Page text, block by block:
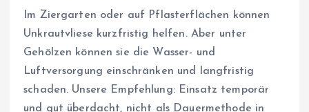
Im Ziergarten oder auf Pflasterflächen können
Unkrautvliese kurzfristig helfen. Aber unter
Gehölzen können sie die Wasser- und
Luftversorgung einschränken und langfristig
schaden. Unsere Empfehlung: Einsatz temporär
und gut überdacht, nicht als Dauermethode in